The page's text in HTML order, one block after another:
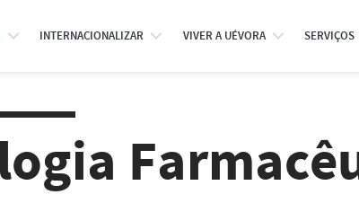
INTERNACIONALIZAR VIVER A UÉVORA SERVIÇOS